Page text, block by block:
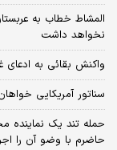
المشاط خطاب به
نخواهد داشت
واکنش بقائی به ادعای
سناتور آمریکایی
حمله تند یک نماینده
حاضرم با وضو آن را